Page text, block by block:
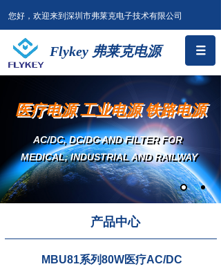
您好，欢迎来到深圳市弗莱克电子技术有限公司
Flykey 弗莱克电源
医疗电源 工业电源 铁路电源
AC/DC, DC/DC AND FILTERFOR
MEDICAL, INDUSTRIAL AND RAILWAY
产品中心
MBU81系列80W医疗AC/DC